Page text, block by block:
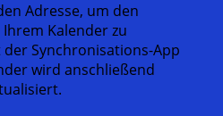
Adresse, um den
Kalender zu
Synchronisations-App
wird anschließend